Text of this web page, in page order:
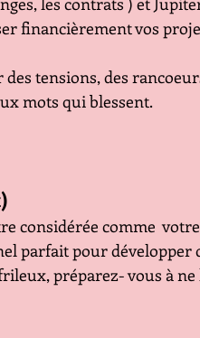
financièrement vos
tensions, des
mots qui blessent.
considérée comme
parfait pour développer
préparez- vous à